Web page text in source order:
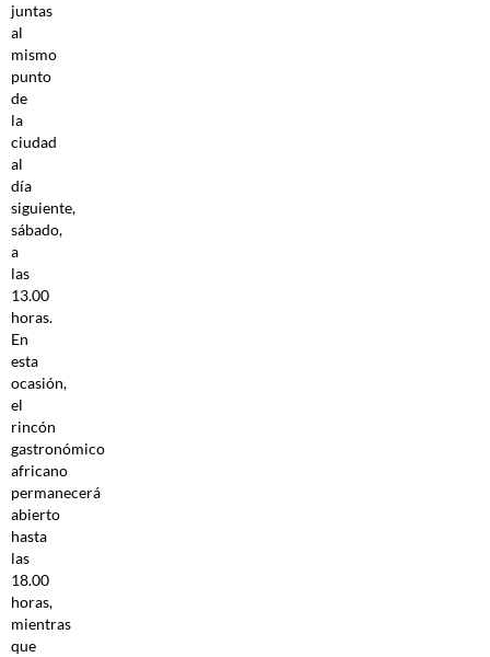
juntas
al
mismo
punto
de
la
ciudad
al
día
siguiente,
sábado,
a
las
13.00
horas.
En
esta
ocasión,
el
rincón
gastronómico
africano
permanecerá
abierto
hasta
las
18.00
horas,
mientras
que